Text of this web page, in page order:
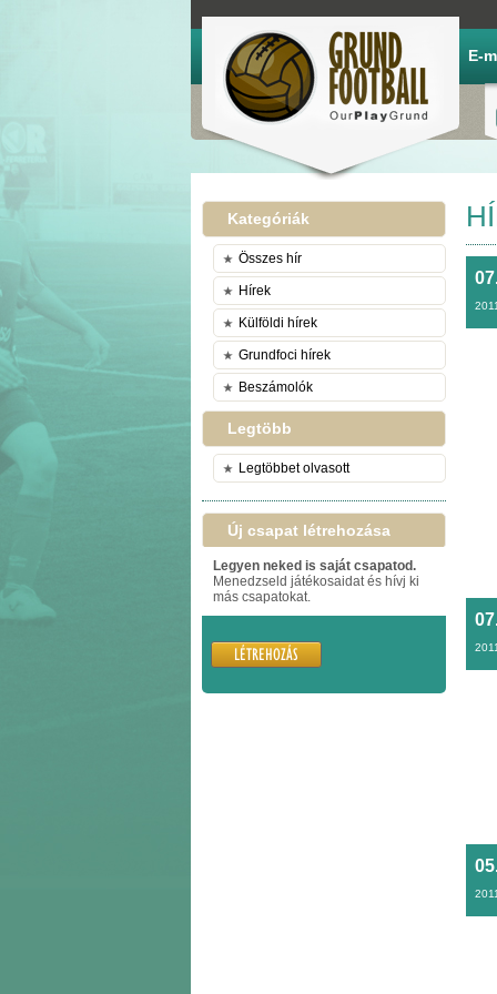
E-
Kategóriák
Összes hír
Hírek
Külföldi hírek
Grundfoci hírek
Beszámolók
Legtöbb
Legtöbbet olvasott
Új csapat létrehozása
Legyen neked is saját csapatod.
Menedzseld játékosaidat és hívj ki
más csapatokat.
2011
2011
2011